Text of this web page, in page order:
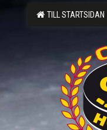
TILL STARTSIDAN